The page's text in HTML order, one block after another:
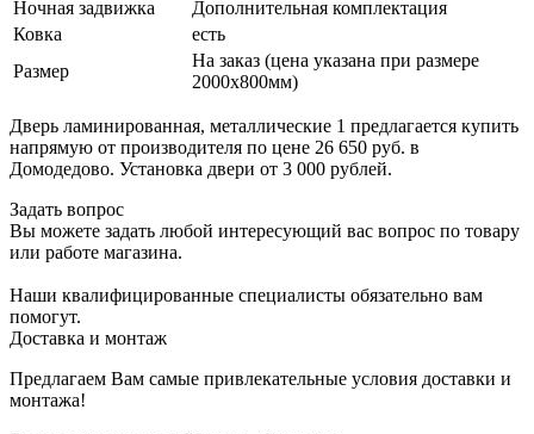
Ночная задвижка
Дополнительная комплектация
Ковка
есть
Размер
На заказ (цена указана при размере
2000х800мм)
Дверь ламинированная, металлические 1 предлагается купить
напрямую от производителя по цене 26 650 руб. в
Домодедово. Установка двери от 3 000 рублей.
Задать вопрос
Вы можете задать любой интересующий вас вопрос по товару
или работе магазина.
Наши квалифицированные специалисты обязательно вам
помогут.
Доставка и монтаж
Предлагаем Вам самые привлекательные условия доставки и
монтажа!